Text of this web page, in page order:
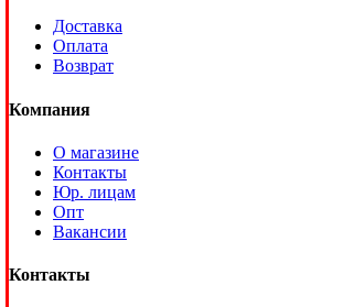
Доставка
Оплата
Возврат
Компания
О магазине
Контакты
Юр. лицам
Опт
Вакансии
Контакты